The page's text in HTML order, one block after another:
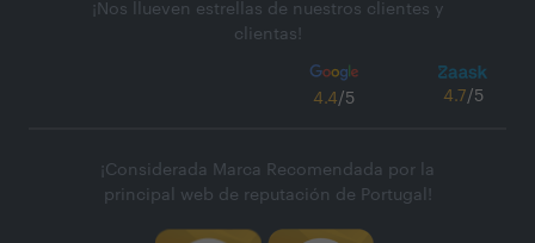
¡Nos llueven estrellas de nuestros clientes y
clientas!
4.4/5 4.7/5
¡Considerada Marca Recomendada por la
principal web de reputación de Portugal!